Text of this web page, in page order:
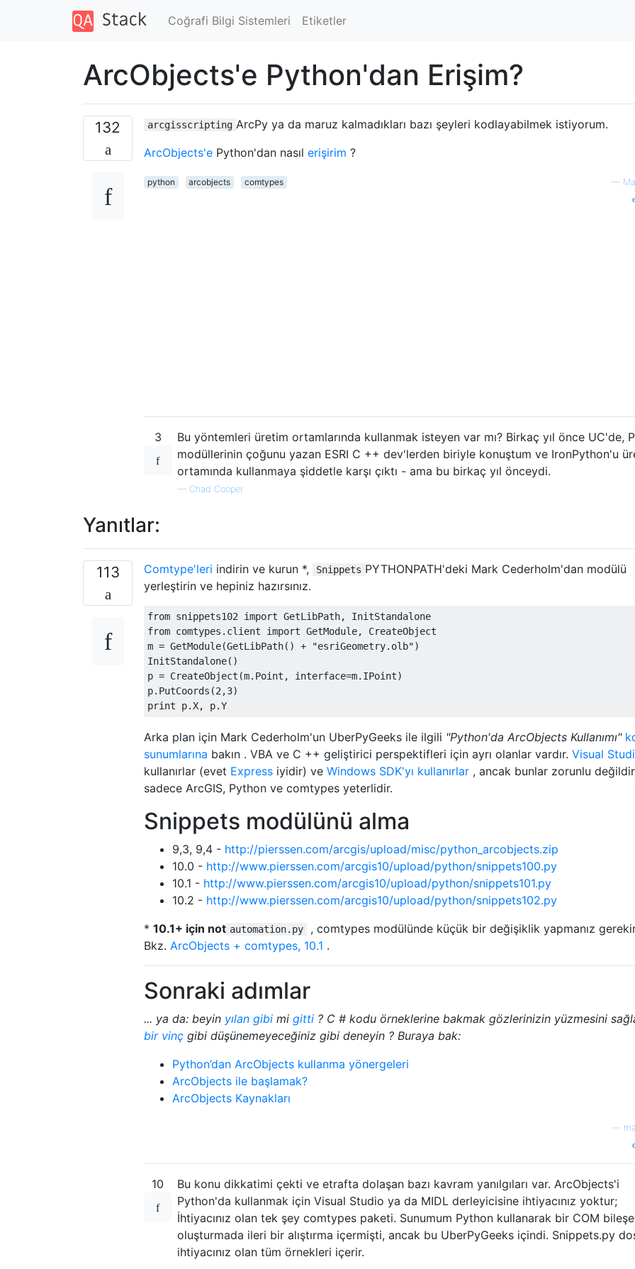
Coğrafi Bilgi Sistemleri Etiketler
ArcObjects'e Python'dan Erişim?
132 arcgisscripting ArcPy ya da maruz kalmadıkları bazı şeyleri kodlayabilmek istiyorum.
ArcObjects'e Python'dan nasıl erişirim ?
python arcobjects comtypes —
3
Bu yöntemleri üretim ortamlarında kullanmak isteyen var mı? Birkaç yıl önce UC'de,
modüllerinin çoğunu yazan ESRI C ++ dev'lerden biriyle konuştum ve IronPython'u
ortamında kullanmaya şiddetle karşı çıktı - ama bu birkaç yıl önceydi.
— Chad Cooper
Yanıtlar:
113 Comtype'leri indirin ve kurun *, Snippets PYTHONPATH'deki Mark Cederholm'dan modülü
yerleştirin ve hepiniz hazırsınız.
from snippets102 import GetLibPath,
InitStandalone
from comtypes . client import GetModule,
CreateObject
m = GetModule(GetLibPath() + "esriGeometry.olb")
InitStandalone()
p = CreateObject (m. Point , interface=m. IPoint)
p. PutCoords (2 ,3)
print p.X, p.Y
Arka plan için Mark Cederholm'un UberPyGeeks ile ilgili "Python'da ArcObjects Kullanımı"
sunumlarına bakın . VBA ve C ++ geliştirici perspektifleri için ayrı olanlar vardır. Visual
kullanırlar (evet Express iyidir) ve Windows SDK'yı kullanırlar , ancak bunlar zorunlu
sadece ArcGIS, Python ve comtypes yeterlidir.
Snippets modülünü alma
9,3, 9,4 - http://pierssen.com/arcgis/upload/misc/python_arcobjects.zip
10.0 - http://www.pierssen.com/arcgis10/upload/python/snippets100.py
10.1 - http://www.pierssen.com/arcgis10/upload/python/snippets101.py
10.2 - http://www.pierssen.com/arcgis10/upload/python/snippets102.py
* 10.1+ için not automation.py
, comtypes modülünde küçük bir değişiklik yapmanız
Bkz. ArcObjects + comtypes, 10.1 .
Sonraki adımlar
... ya da: beyin yılan gibi mi gitti ? C # kodu örneklerine bakmak gözlerinizin yüzmesini
bir vinç gibi düşünemeyeceğiniz gibi deneyin ? Buraya bak:
Python’dan ArcObjects kullanma yönergeleri
ArcObjects ile başlamak?
ArcObjects Kaynakları
10
Bu konu dikkatimi çekti ve etrafta dolaşan bazı kavram yanılgıları var. ArcObjects'i
Python'da kullanmak için Visual Studio ya da MIDL derleyicisine ihtiyacınız yoktur;
İhtiyacınız olan tek şey comtypes paketi. Sunumum Python kullanarak bir COM
oluşturmada ileri bir alıştırma içermişti, ancak bu UberPyGeeks içindi. Snippets.py
ihtiyacınız olan tüm örnekleri içerir.